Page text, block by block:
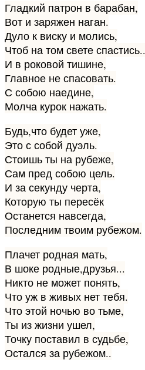
Гладкий патрон в барабан,
Вот и заряжен наган.
Дуло к виску и молись,
Чтоб на том свете спастись..
И в роковой тишине,
Главное не спасовать.
С собою наедине,
Молча курок нажать.
Будь,что будет уже,
Это с собой дуэль.
Стоишь ты на рубеже,
Сам пред собою цель.
И за секунду черта,
Которую ты пересёк
Останется навсегда,
Последним твоим рубежом.
Плачет родная мать,
В шоке родные,друзья...
Никто не может понять,
Что уж в живых нет тебя.
Что этой ночью во тьме,
Ты из жизни ушел,
Точку поставил в судьбе,
Остался за рубежом..